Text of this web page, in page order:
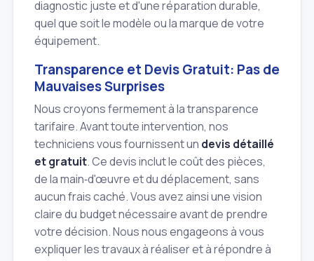
diagnostic juste et d'une réparation durable,
quel que soit le modèle ou la marque de votre
équipement.
Transparence et Devis Gratuit: Pas de
Mauvaises Surprises
Nous croyons fermement à la transparence
tarifaire. Avant toute intervention, nos
techniciens vous fournissent un devis détaillé
et gratuit. Ce devis inclut le coût des pièces,
de la main‑d'œuvre et du déplacement, sans
aucun frais caché. Vous avez ainsi une vision
claire du budget nécessaire avant de prendre
votre décision. Nous nous engageons à vous
expliquer les travaux à réaliser et à répondre à